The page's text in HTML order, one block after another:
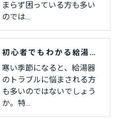
まらず困っている方も多い
のでは…
初心者でもわかる給湯器の選び方とメンテナンス
寒い季節になると、給湯器
のトラブルに悩まされる方
も多いのではないでしょう
か。特…